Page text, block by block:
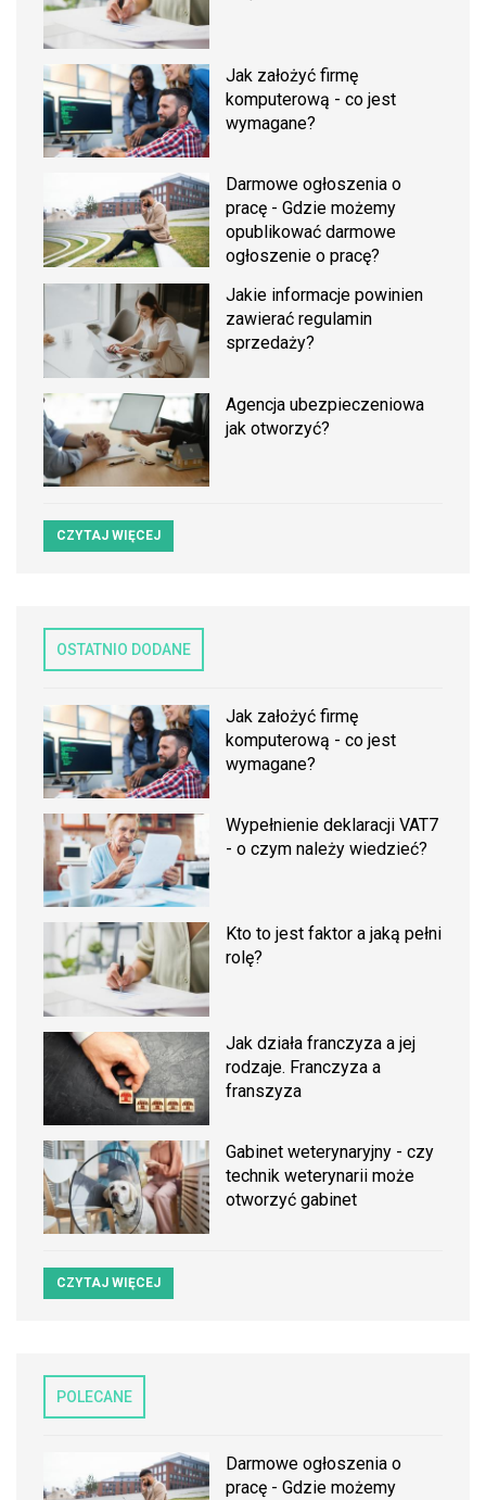
Jak założyć firmę
komputerową - co jest
wymagane?
Darmowe ogłoszenia o
pracę - Gdzie możemy
opublikować darmowe
ogłoszenie o pracę?
Jakie informacje powinien
zawierać regulamin
sprzedaży?
Agencja ubezpieczeniowa
jak otworzyć?
CZYTAJ WIĘCEJ
OSTATNIO DODANE
Jak założyć firmę
komputerową - co jest
wymagane?
Wypełnienie deklaracji VAT7
- o czym należy wiedzieć?
Kto to jest faktor a jaką pełni
rolę?
Jak działa franczyza a jej
rodzaje. Franczyza a
franszyza
Gabinet weterynaryjny - czy
technik weterynarii może
otworzyć gabinet
CZYTAJ WIĘCEJ
POLECANE
Darmowe ogłoszenia o
pracę - Gdzie możemy